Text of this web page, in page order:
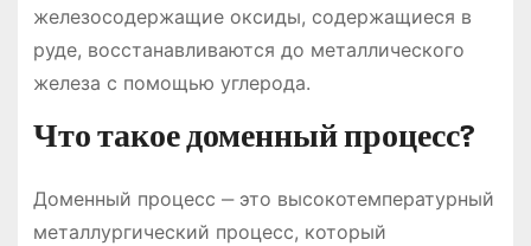
железосодержащие оксиды, содержащиеся в
руде, восстанавливаются до металлического
железа с помощью углерода.
Что такое доменный процесс?
Доменный процесс ‒ это высокотемпературный
металлургический процесс, который